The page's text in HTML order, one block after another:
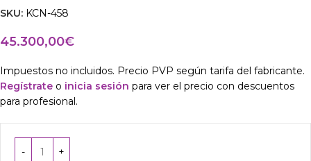
SKU: KCN-458
45.300,00€
Impuestos no incluidos. Precio PVP según tarifa del fabricante.
Regístrate o inicia sesión para ver el precio con descuentos
para profesional.